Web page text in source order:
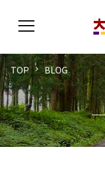
TOP BLOG